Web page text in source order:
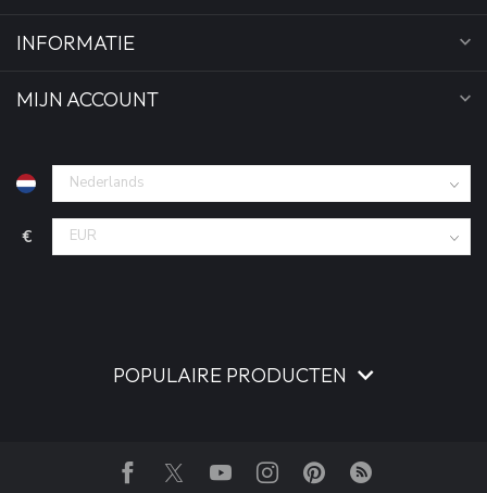
INFORMATIE
MIJN ACCOUNT
€
POPULAIRE PRODUCTEN